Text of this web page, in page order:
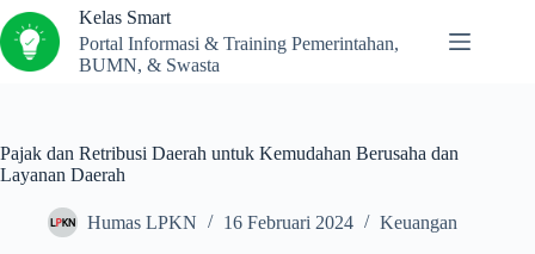
Kelas Smart
Portal Informasi & Training Pemerintahan,
BUMN, & Swasta
Pajak dan Retribusi Daerah untuk Kemudahan Berusaha dan
Layanan Daerah
Humas LPKN 16 Februari 2024 Keuangan